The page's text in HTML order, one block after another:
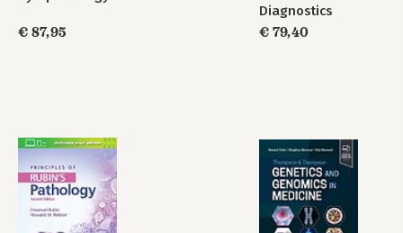
€ 87,95
Diagnostics
€ 79,40